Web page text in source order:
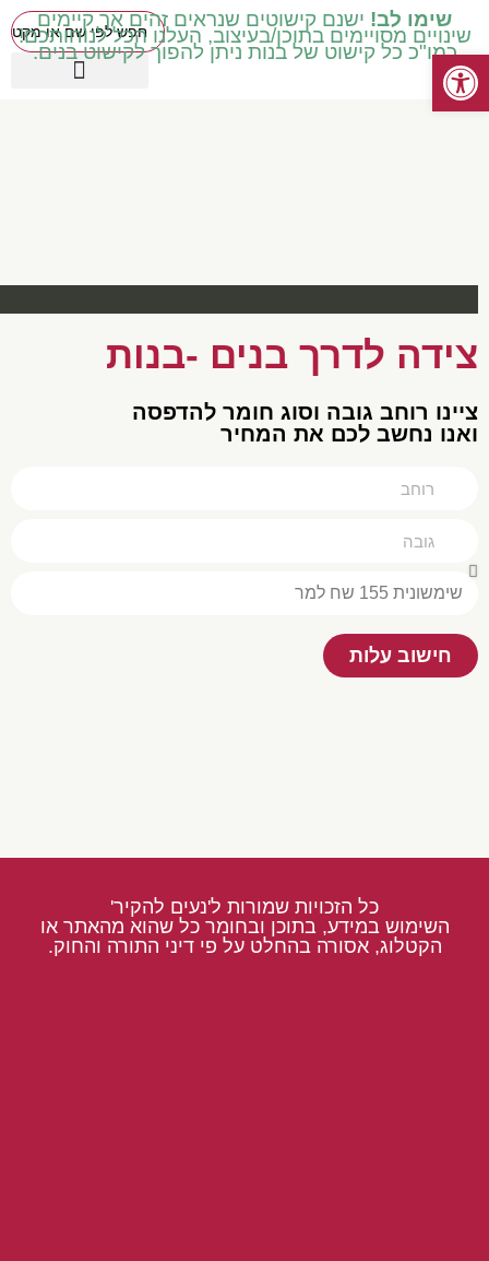
פתח סרגל נגישות
שימו לב! ישנם קישוטים שנראים זהים אך קיימים
שינויים מסויימים בתוכן/בעיצוב, העלנו הכל לנוחותכם!
כמו"כ כל קישוט של בנות ניתן להפוך לקישוט בנים.
צידה לדרך בנים -בנות
צײנו רוחב גובה וסוג חומר להדפסה
ואנו נחשב לכם את המחיר
חישוב עלות
כל הזכויות שמורות ל'נעים להקיר'
השימוש במידע, בתוכן ובחומר כל שהוא מהאתר או
הקטלוג, אסורה בהחלט על פי דיני התורה והחוק.